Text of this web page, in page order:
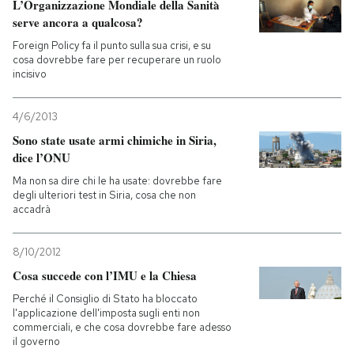
SHOP
CALENDARIO
Entra
L’Organizzazione Mondiale della Sanità
serve ancora a qualcosa?
Foreign Policy fa il punto sulla sua crisi, e su
cosa dovrebbe fare per recuperare un ruolo
incisivo
4/6/2013
Sono state usate armi chimiche in Siria,
dice l’ONU
Ma non sa dire chi le ha usate: dovrebbe fare
degli ulteriori test in Siria, cosa che non
accadrà
8/10/2012
Cosa succede con l’IMU e la Chiesa
Perché il Consiglio di Stato ha bloccato
l'applicazione dell'imposta sugli enti non
commerciali, e che cosa dovrebbe fare adesso
il governo